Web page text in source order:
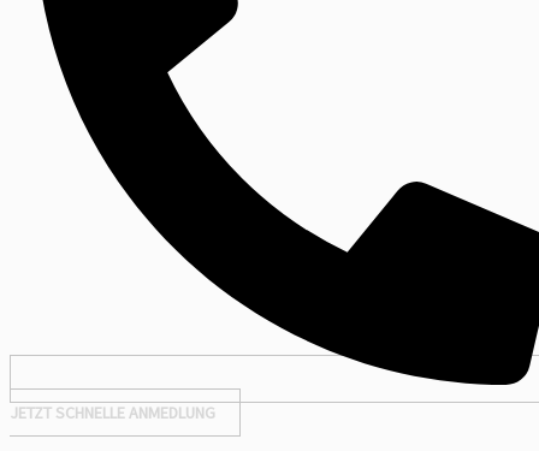
JETZT SCHNELLE ANMEDLUNG